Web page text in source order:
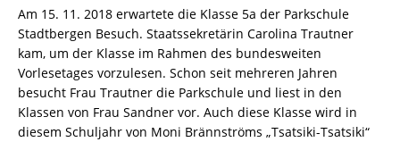
Am 15. 11. 2018 erwartete die Klasse 5a der Parkschule
Stadtbergen Besuch. Staatssekretärin Carolina Trautner
kam, um der Klasse im Rahmen des bundesweiten
Vorlesetages vorzulesen. Schon seit mehreren Jahren
besucht Frau Trautner die Parkschule und liest in den
Klassen von Frau Sandner vor. Auch diese Klasse wird in
diesem Schuljahr von Moni Brännströms „Tsatsiki-Tsatsiki“